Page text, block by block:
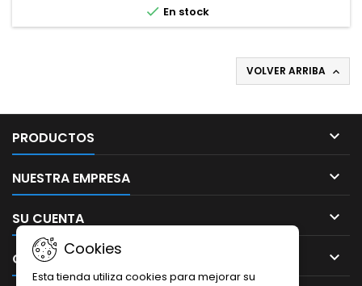
 En stock
VOLVER ARRIBA 
PRODUCTOS 
NUESTRA EMPRESA 
SU CUENTA 
CONTACTO 
Cookies
Esta tienda utiliza cookies para mejorar su